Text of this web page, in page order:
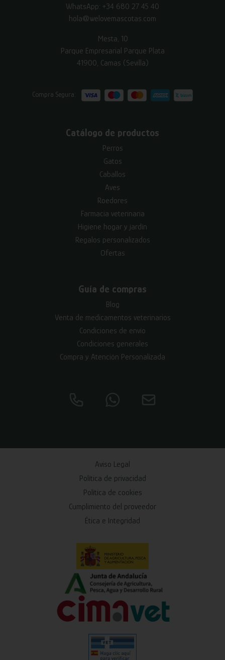
WhatsApp: +34 680 27 45 40
hola@welovemascotas.com
Mesta, 10
Parque Empresarial Parque Plata
41900, Camas (Sevilla)
Compra Segura:
Catálogo de productos
Perros
Gatos
Caballos
Aves
Roedores
Farmacia veterinaria
Higiene hogar y jardín
Regalos personalizados
Ofertas
Guía de compras
Blog
Venta de medicamentos veterinarios
Condiciones de envío
Condiciones generales
Compra y Atención Personalizada
Aviso Legal
Política de privacidad
Política de cookies
Cumplimiento del proveedor
Ética e Integridad